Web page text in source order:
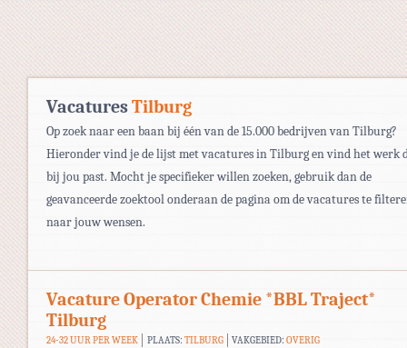
VacaturesTilburg
Op zoek naar een baan bij één van de 15.000 bedrijven van Tilburg?
Hieronder vind je de lijst met vacatures in Tilburg en vind het werk
bij jou past. Mocht je specifieker willen zoeken, gebruik dan de
geavanceerde zoektool onderaan de pagina om de vacatures te
naar jouw wensen.
Vacature Operator Chemie *BBL Traject*
Tilburg
24-32 UUR PER WEEK PLAATS: TILBURG VAKGEBIED:OVERIG